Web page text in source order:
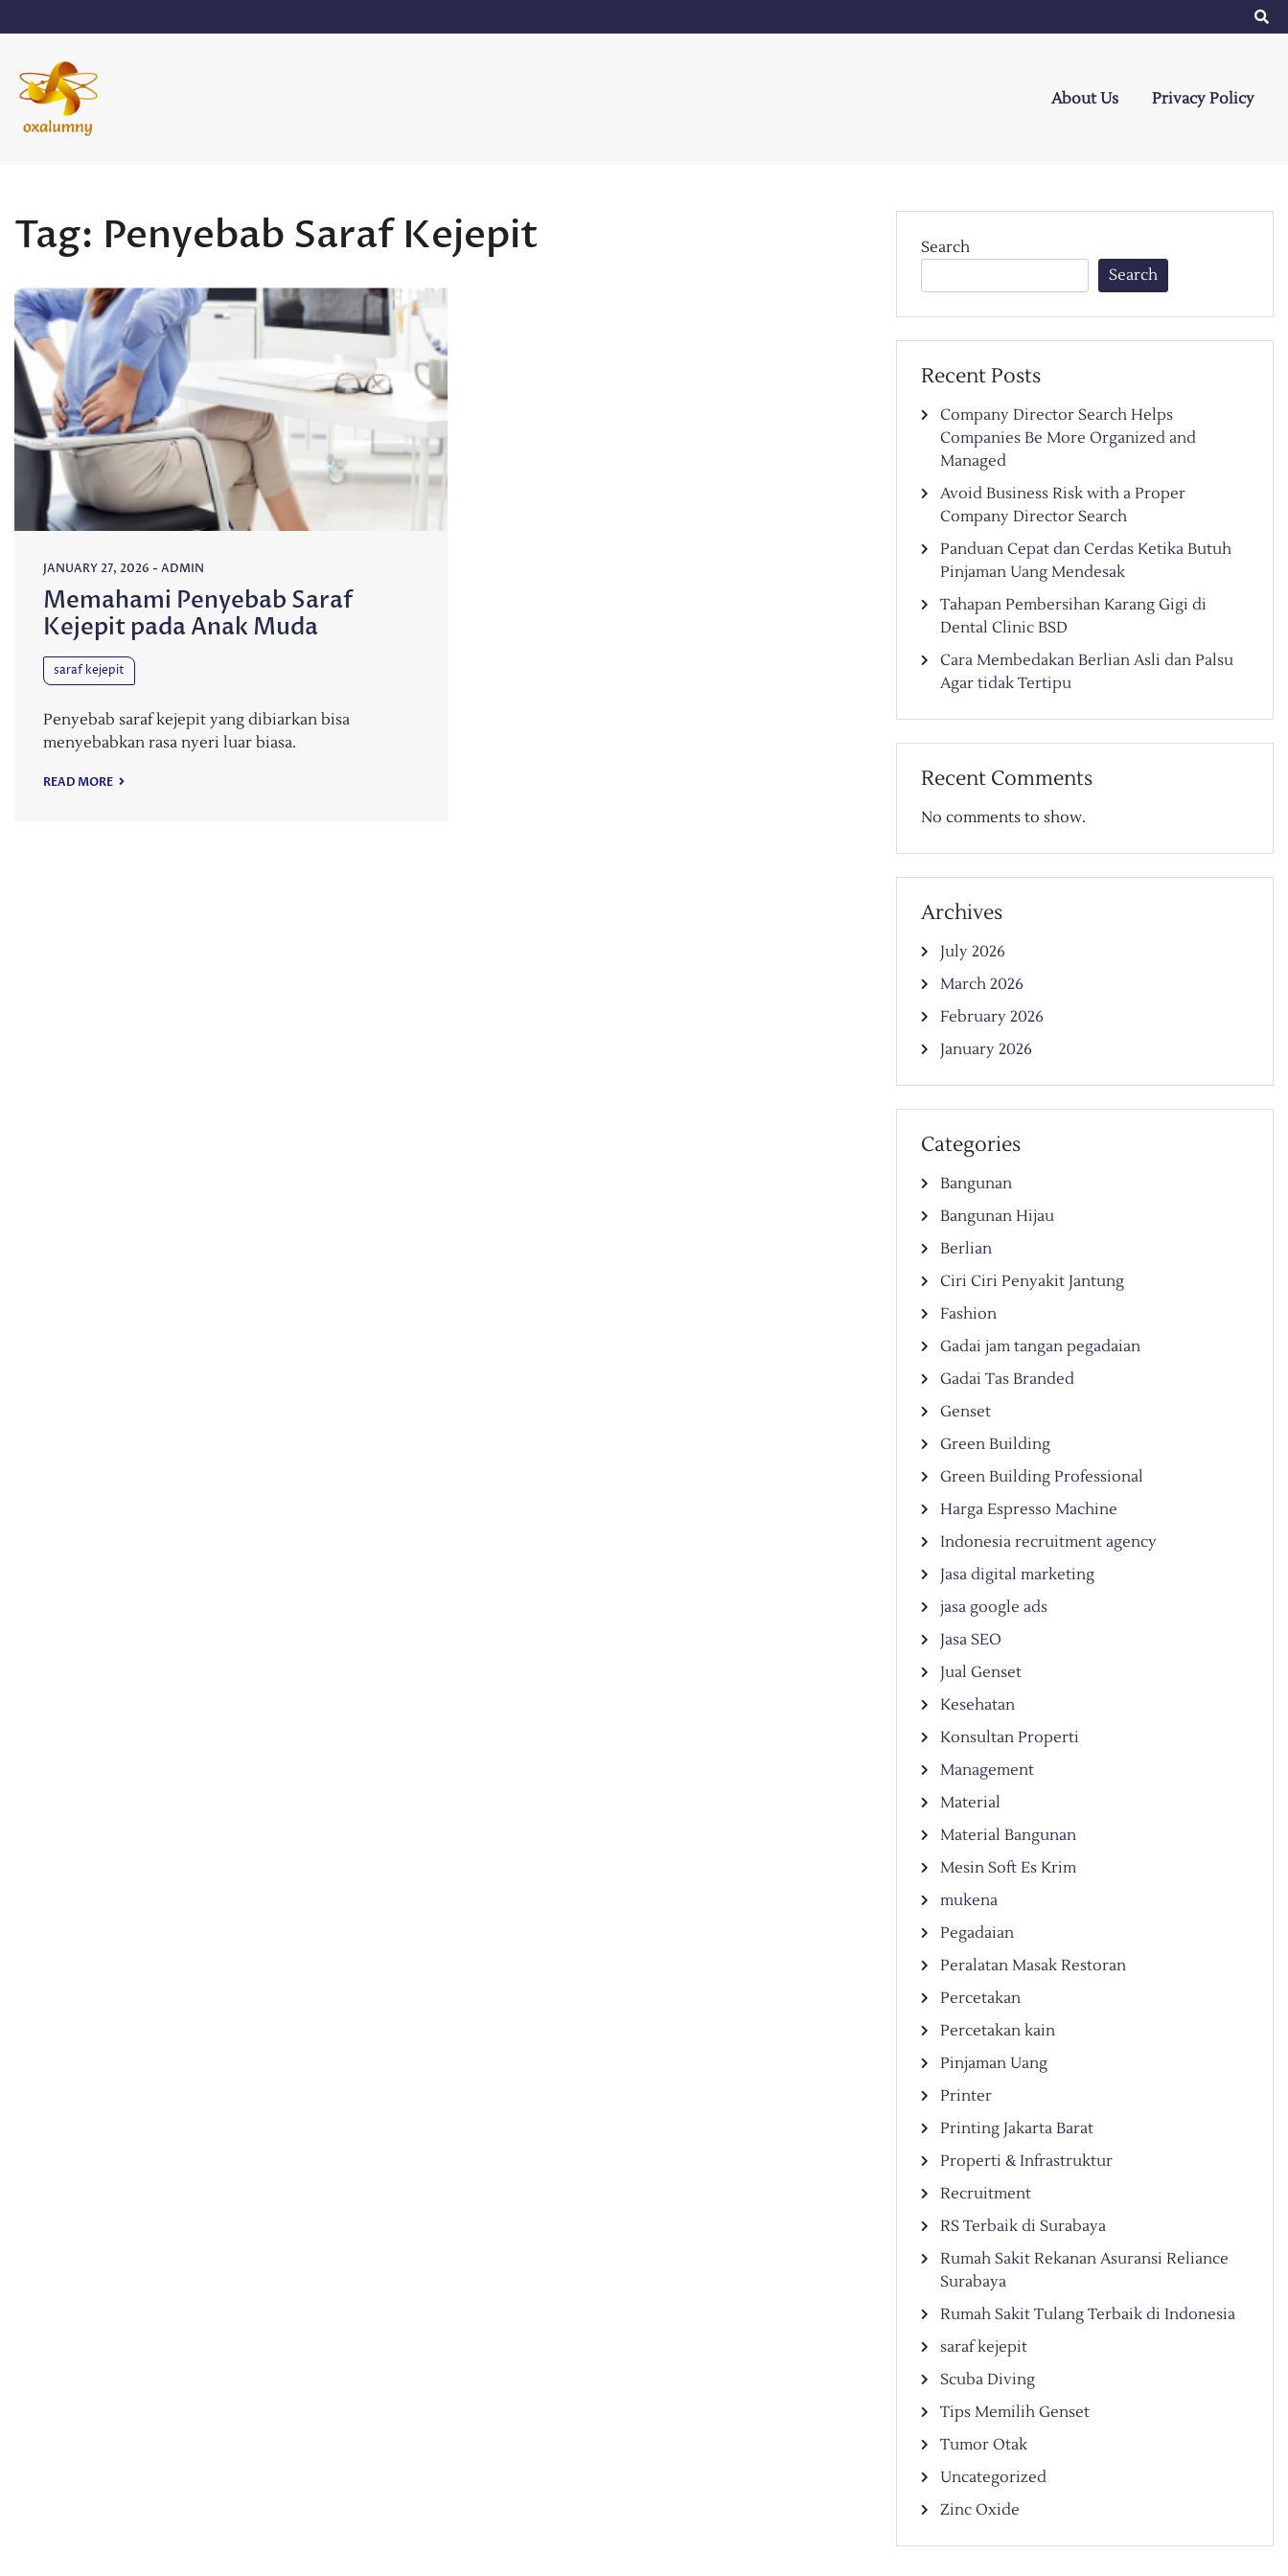
to
About Us Privacy Policy
Tag: Penyebab Saraf Kejepit
JANUARY 27, 2026 - ADMIN
Memahami Penyebab Saraf
Kejepit pada Anak Muda
saraf kejepit
Penyebab saraf kejepit yang dibiarkan bisa
menyebabkan rasa nyeri luar biasa.
READ MORE
Search
Search
Recent Posts
Company Director Search Helps
Companies Be More Organized and
Managed
Avoid Business Risk with a Proper
Company Director Search
Panduan Cepat dan Cerdas Ketika Butuh
Pinjaman Uang Mendesak
Tahapan Pembersihan Karang Gigi di
Dental Clinic BSD
Cara Membedakan Berlian Asli dan Palsu
Agar tidak Tertipu
Recent Comments
No comments to show.
Archives
July 2026
March 2026
February 2026
January 2026
Categories
Bangunan
Bangunan Hijau
Berlian
Ciri Ciri Penyakit Jantung
Fashion
Gadai jam tangan pegadaian
Gadai Tas Branded
Genset
Green Building
Green Building Professional
Harga Espresso Machine
Indonesia recruitment agency
Jasa digital marketing
jasa google ads
Jasa SEO
Jual Genset
Kesehatan
Konsultan Properti
Management
Material
Material Bangunan
Mesin Soft Es Krim
mukena
Pegadaian
Peralatan Masak Restoran
Percetakan
Percetakan kain
Pinjaman Uang
Printer
Printing Jakarta Barat
Properti & Infrastruktur
Recruitment
RS Terbaik di Surabaya
Rumah Sakit Rekanan Asuransi Reliance
Surabaya
Rumah Sakit Tulang Terbaik di Indonesia
saraf kejepit
Scuba Diving
Tips Memilih Genset
Tumor Otak
Uncategorized
Zinc Oxide